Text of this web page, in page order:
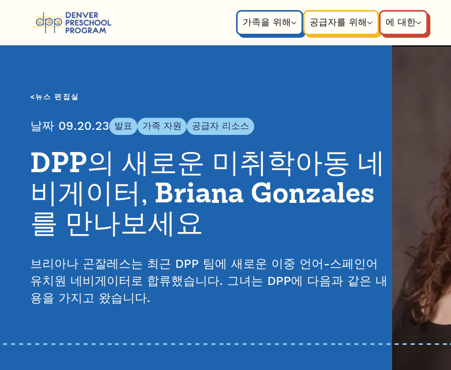
가족을 위해
공급자를 위해 에 대한
뉴스 편집실
날짜 09.20.23 발표 가족 자원 공급자 리소스
DPP의 새로운 미취학아동 네
비게이터, Briana Gonzales
를 만나보세요
브리아나 곤잘레스는 최근 DPP 팀에 새로운 이중 언어-스페인어
유치원 네비게이터로 합류했습니다. 그녀는 DPP에 다음과 같은 내
용을 가지고 왔습니다.